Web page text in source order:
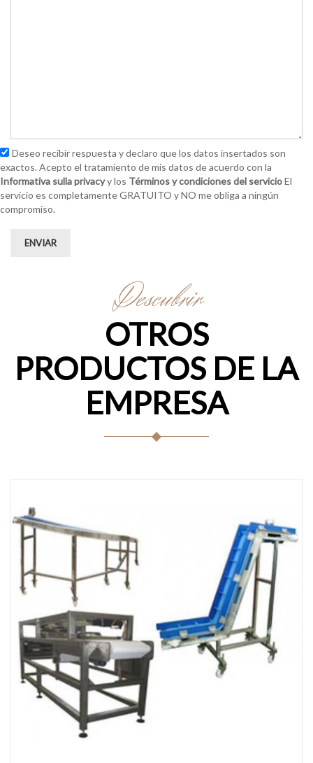
Deseo recibir respuesta y declaro que los datos insertados son
exactos. Acepto el tratamiento de mis datos de acuerdo con la
Informativa sulla privacyy los Términos y condiciones del servicio
servicio es completamente GRATUITO y NO me obliga a ningún
compromiso.
ENVIAR
Descubrir
OTROS
PRODUCTOS DE LA
EMPRESA